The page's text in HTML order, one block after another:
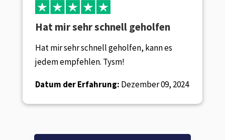
Hat mir sehr schnell geholfen
Hat mir sehr schnell geholfen, kann es
jedem empfehlen. Tysm!
Datum der Erfahrung: Dezember 09, 2024